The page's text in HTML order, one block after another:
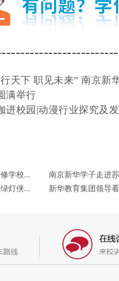
天下 职见未来” 南京新
满举行
进校园|动漫行业探究及
学校...
南京新华学子走进
灯侠...
新华教育集团领导